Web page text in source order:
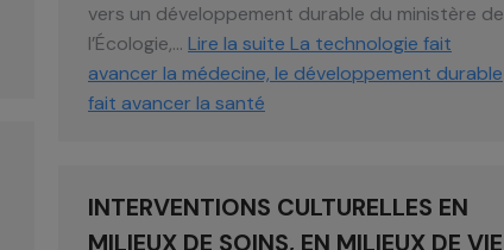
vers un développement durable du ministère de
l’Écologie,… Lire la suite La technologie fait
avancer la médecine, le développement durable
fait avancer la santé
INTERVENTIONS CULTURELLES EN
MILIEUX DE SOINS, EN MILIEUX DE VIE